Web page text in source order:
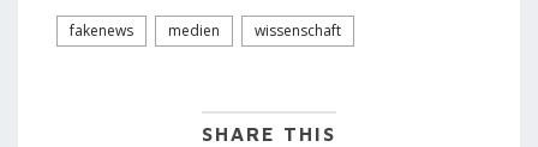
fakenews medien wissenschaft
SHARE THIS